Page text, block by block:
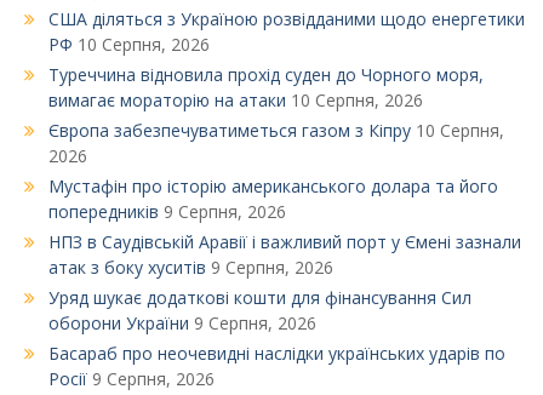
США діляться з Україною розвідданими щодо енергетики
РФ 10 Серпня, 2026
Туреччина відновила прохід суден до Чорного моря,
вимагає мораторію на атаки 10 Серпня, 2026
Європа забезпечуватиметься газом з Кіпру 10 Серпня,
2026
Мустафін про історію американського долара та його
попередників 9 Серпня, 2026
НПЗ в Саудівській Аравії і важливий порт у Ємені зазнали
атак з боку хуситів 9 Серпня, 2026
Уряд шукає додаткові кошти для фінансування Сил
оборони України 9 Серпня, 2026
Басараб про неочевидні наслідки українських ударів по
Росії 9 Серпня, 2026